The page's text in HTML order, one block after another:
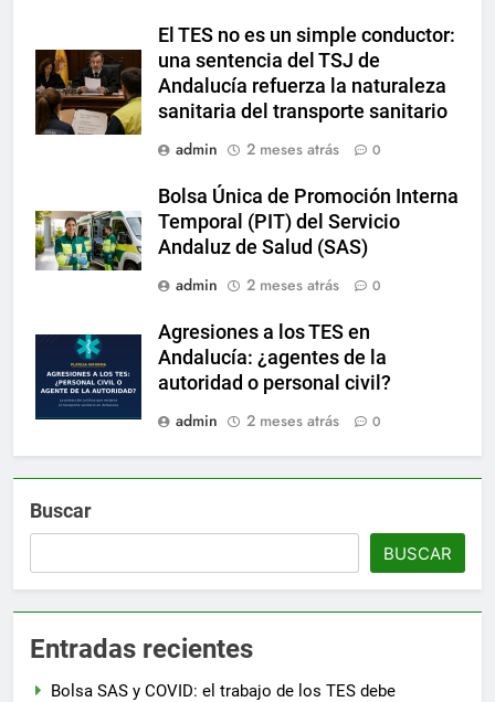
El TES no es un simple conductor:
una sentencia del TSJ de
Andalucía refuerza la naturaleza
sanitaria del transporte sanitario
admin
2 meses atrás 0
Bolsa Única de Promoción Interna
Temporal (PIT) del Servicio
Andaluz de Salud (SAS)
admin
2 meses atrás 0
Agresiones a los TES en
Andalucía: ¿agentes de la
autoridad o personal civil?
admin
2 meses atrás 0
Buscar
BUSCAR
Entradas recientes
Bolsa SAS y COVID: el trabajo de los TES debe